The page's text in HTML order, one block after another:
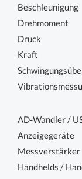
Beschleunigung
Drehmoment
Druck
Kraft
AD-Wandler /
Anzeigegeräte
Messverstärker
Handhelds /